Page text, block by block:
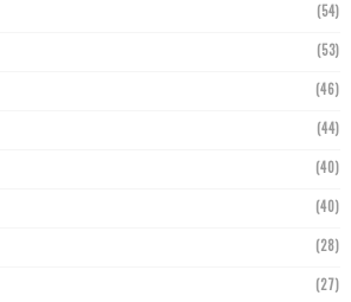
(54)
(53)
(46)
(44)
(40)
(40)
(28)
(27)